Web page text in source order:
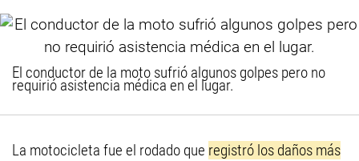
El conductor de la moto sufrió algunos golpes pero no
requirió asistencia médica en el lugar.
La motocicleta fue el rodado que registró los daños más